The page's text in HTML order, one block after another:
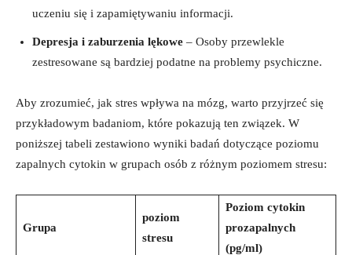
uczeniu się i zapamiętywaniu informacji.
Depresja i zaburzenia lękowe – Osoby przewlekle
zestresowane są bardziej podatne na problemy psychiczne.
Aby zrozumieć, jak stres wpływa na mózg, warto przyjrzeć się
przykładowym badaniom, które pokazują ten związek. W
poniższej tabeli zestawiono wyniki badań dotyczące poziomu
zapalnych cytokin w grupach osób z różnym poziomem stresu:
Grupa
poziom
stresu
Poziom cytokin
prozapalnych
(pg/ml)